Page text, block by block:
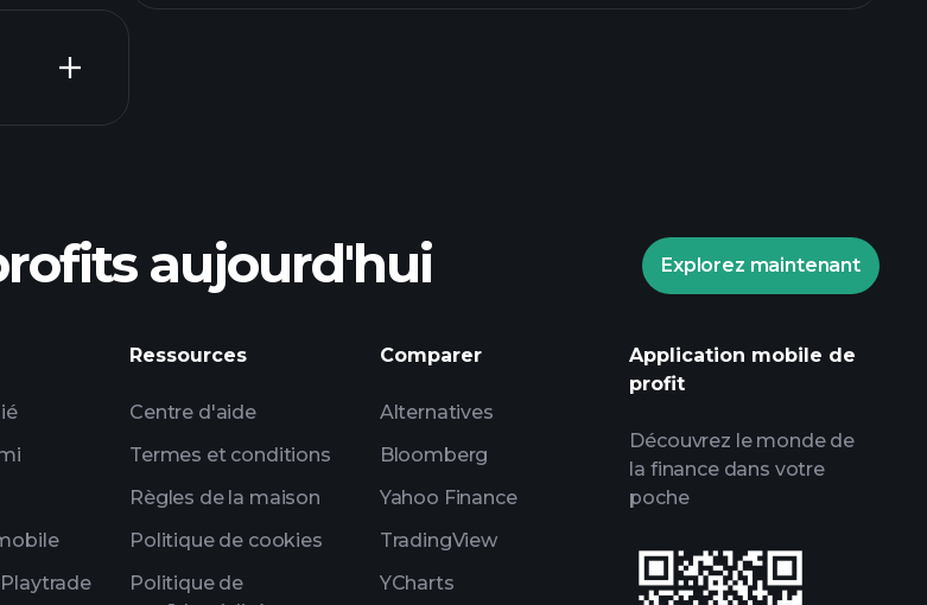
des
quotidiennes sur le marché alimentées par l'IA
listes de surveillance
portefeuilles de milliardaires
aujourd'hui Explorez maintenant
Ressources
Centre d'aide
Termes et conditions
Règles de la maison
Politique de cookies
Politique de
Comparer
Alternatives
Bloomberg
Yahoo Finance
TradingView
YCharts
Application mobile de
profit
Découvrez le monde de
la finance dans votre
poche